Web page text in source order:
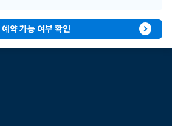
예약 가능 여부 확인 expand_circle_right